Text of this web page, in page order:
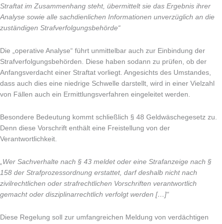
Straftat im Zusammenhang steht, übermittelt sie das Ergebnis ihrer
Analyse sowie alle sachdienlichen Informationen unverzüglich an die
zuständigen Strafverfolgungsbehörde“
Die „operative Analyse“ führt unmittelbar auch zur Einbindung der
Strafverfolgungsbehörden. Diese haben sodann zu prüfen, ob der
Anfangsverdacht einer Straftat vorliegt. Angesichts des Umstandes,
dass auch dies eine niedrige Schwelle darstellt, wird in einer Vielzahl
von Fällen auch ein Ermittlungsverfahren eingeleitet werden.
Besondere Bedeutung kommt schließlich § 48 Geldwäschegesetz zu.
Denn diese Vorschrift enthält eine Freistellung von der
Verantwortlichkeit.
„Wer Sachverhalte nach § 43 meldet oder eine Strafanzeige nach §
158 der Strafprozessordnung erstattet, darf deshalb nicht nach
zivilrechtlichen oder strafrechtlichen Vorschriften verantwortlich
gemacht oder disziplinarrechtlich verfolgt werden […]“
Diese Regelung soll zur umfangreichen Meldung von verdächtigen